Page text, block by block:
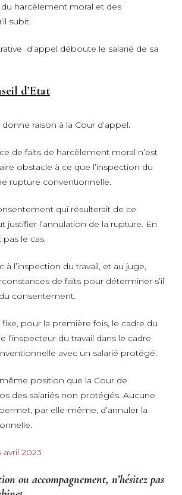
du harcèlement moral et des
subit.
d’appel déboute le salarié de sa
d’Etat
donne raison à la Cour d’appel.
de faits de harcèlement moral n’est
obstacle à ce que l’inspection du
rupture conventionnelle.
qui résulterait de ce
justifier l’annulation de la rupture. En
pas le cas.
à l’inspection du travail, et au juge,
de faits pour déterminer s’il
consentement.
fixe, pour la première fois, le cadre du
l’inspecteur du travail dans le cadre
avec un salarié protégé.
position que la Cour de
des salariés non protégés. Aucune
par elle-même, d’annuler la
avril 2023
ou accompagnement, n’hésitez pas